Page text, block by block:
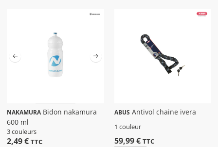
NAKAMURA
600 ml
3 couleurs
2,49 € TTC
ABUS Antivol chaine ivera
1 couleur
59,99 € TTC